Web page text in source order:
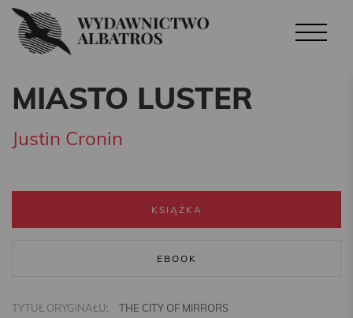
MIASTO LUSTER
Justin Cronin
KSIĄŻKA
EBOOK
TYTUŁ ORYGINAŁU:
THE CITY OF MIRRORS